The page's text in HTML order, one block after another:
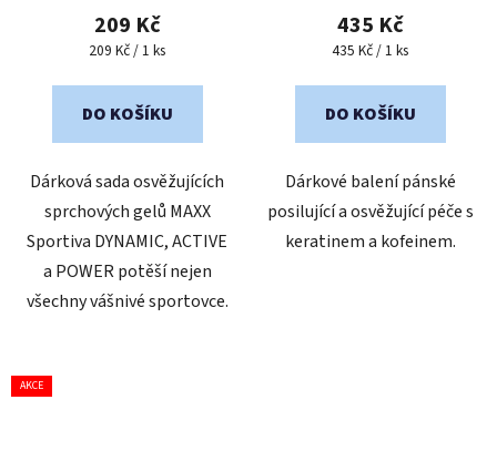
produktu
je
z
209 Kč
Měrná
209 Kč / 1 ks
DO KOŠÍKU
Dárková sada osvěžujících
sprchových gelů MAXX
Sportiva DYNAMIC, ACTIVE
a POWER potěší nejen
všechny vášnivé sportovce.
435 Kč
Měrná
435 Kč / 1 ks
DO KOŠÍKU
Dárkové balení pánské
posilující a osvěžující péče s
keratinem a kofeinem.
AKCE